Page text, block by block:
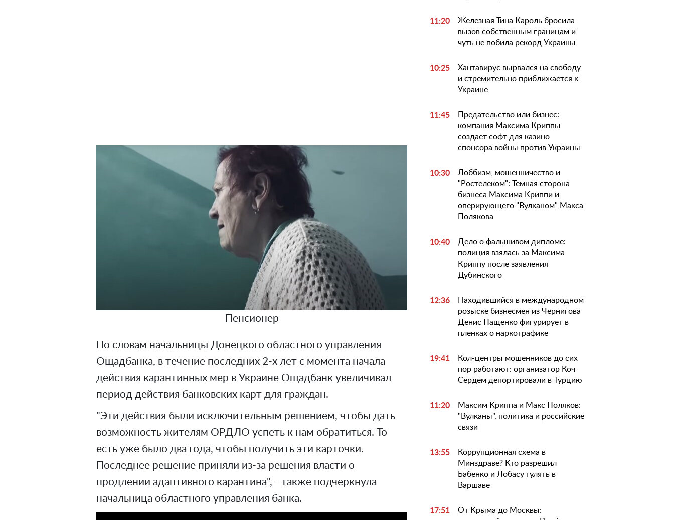
Пенсионер
По словам начальницы Донецкого областного управления
Ощадбанка, в течение последних 2-х лет с момента начала
действия карантинных мер в Украине Ощадбанк увеличивал
период действия банковских карт для граждан.
"Эти действия были исключительным решением, чтобы дать
возможность жителям ОРДЛО успеть к нам обратиться. То
есть уже было два года, чтобы получить эти карточки.
Последнее решение приняли из-за решения власти о
продлении адаптивного карантина", - также подчеркнула
начальница областного управления банка.
11:20
Железная Тина Кароль бросила
вызов собственным границам и
чуть не побила рекорд Украины
10:25
Хантавирус вырвался на свободу
и стремительно приближается к
Украине
11:45
Предательство или бизнес:
компания Максима Криппы
создает софт для казино
спонсора войны против Украины
10:30
Лоббизм, мошенничество и
"Ростелеком": Темная сторона
бизнеса Максима Криппи и
оперирующего "Вулканом" Макса
Полякова
10:40
Дело о фальшивом дипломе:
полиция взялась за Максима
Криппу после заявления
Дубинского
12:36
Находившийся в международном
розыске бизнесмен из Чернигова
Денис Пащенко фигурирует в
пленках о наркотрафике
19:41
Кол-центры мошенников до сих
пор работают: организатор Коч
Сердем депортировали в Турцию
11:20
Максим Криппа и Макс Поляков:
"Вулканы", политика и российские
связи
13:55
Коррупционная схема в
Минздраве? Кто разрешил
Бабенко и Лобасу гулять в
Варшаве
17:51
От Крыма до Москвы: